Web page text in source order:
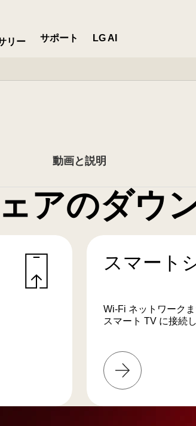
リー サポート
LG AI
動画と説明
アのダウ
スマート
Wi-Fi ネットワーク
スマート TV に接続
し
く